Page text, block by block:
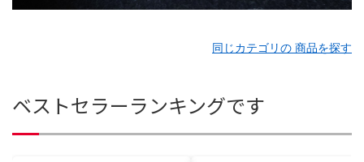
同じカテゴリの 商品を探す
ベストセラーランキングです